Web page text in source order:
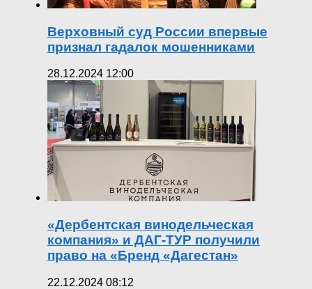
Верховный суд России впервые
признал гадалок мошенниками
28.12.2024 12:00
«Дербентская винодельческая
компания» и ДАГ-ТУР получили
право на «Бренд «Дагестан»
22.12.2024 08:12